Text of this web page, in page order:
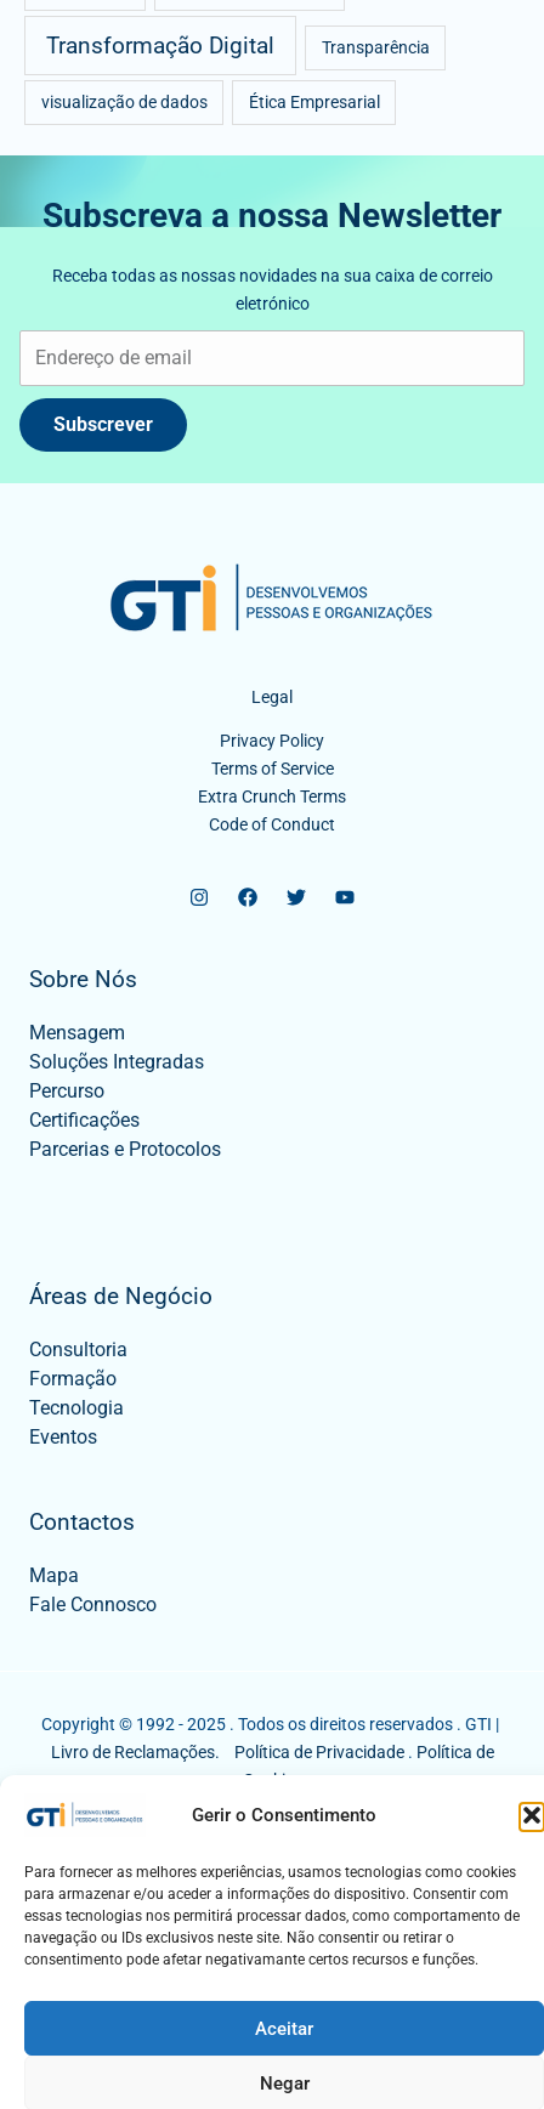
Gerir o Consentimento
Para fornecer as melhores experiências, usamos tecnologias como cookies
para armazenar e/ou aceder a informações do dispositivo. Consentir com
essas tecnologias nos permitirá processar dados, como comportamento de
navegação ou IDs exclusivos neste site. Não consentir ou retirar o
consentimento pode afetar negativamante certos recursos e funções.
Aceitar
Negar
Transformação Digital Transparência
visualização de dados Ética Empresarial
Subscreva a nossa Newsletter
Receba todas as nossas novidades na sua caixa de correio
eletrónico
Subscrever
Legal
Privacy Policy
Terms of Service
Extra Crunch Terms
Code of Conduct
Sobre Nós
Mensagem
Soluções Integradas
Percurso
Certificações
Parcerias e Protocolos
Áreas de Negócio
Consultoria
Formação
Tecnologia
Eventos
Contactos
Mapa
Fale Connosco
Copyright © 1992 - 2025 . Todos os direitos reservados . GTI |
Livro de Reclamações.
Política de Privacidade. Política de
Cookies